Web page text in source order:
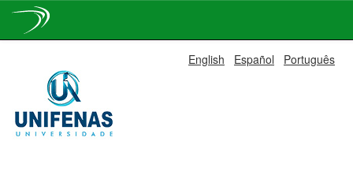
navigation
English Español Português